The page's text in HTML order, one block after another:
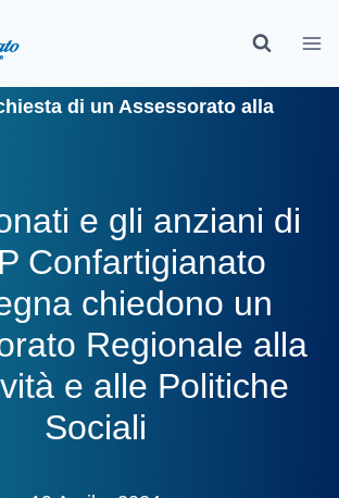
di un Assessorato alla
e gli anziani di
Confartigianato
chiedono un
Regionale alla
e alle Politiche
Sociali